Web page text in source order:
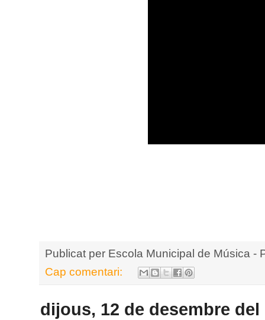
Publicat per Escola Municipal de Música -
Cap comentari:
dijous, 12 de desembre del